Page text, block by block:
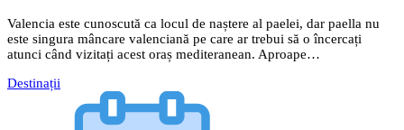
Valencia este cunoscută ca locul de naștere al paelei, dar paella nu
este singura mâncare valenciană pe care ar trebui să o încercați
atunci când vizitați acest oraș mediteranean. Aproape…
Destinații